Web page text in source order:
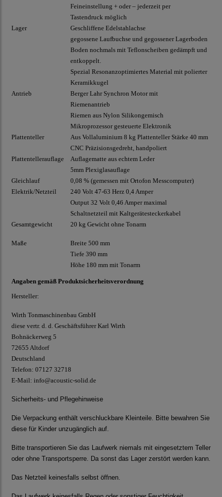
Feineinstellung + oder – jederzeit per
Tastendruck möglich
Lager
Geschliffene Edelstahlachse
gegossene Laufbuchse und gegossener Lagerboden
Boden nochmals mit Teflonscheiben gedämpft und
entkoppelt.
Spezial Resonanzoptimiertes Material mit polierter
Keramikkugel
Antrieb
Berger Lahr Synchron Motor mit
Riemenantrieb
Riemen aus Nylon Silikongemisch
Mikroprozessor gesteuerte Elektronik
Plattenteller
Aus Vollaluminium 8 kg Plattenteller Stärke 40 mm
CNC Präzisionsgedreht, handpoliert
Plattentellerauflage
Auflagematte aus echtem Leder
5mm Plexiglasauflage
Gleichlauf
0,08 % (gemessen mit Ortofon Messcomputer)
Elektrik/Netzteil
240 Volt 47-63 Herz 0,4 Amper
Output 32 Volt 0,46 Amper maximal
Schaltnetzteil mit Kaltgerätesteckerkabel
Gesamtgewicht
20 kg Gewicht ohne Tonarm
Maße
Breite 500 mm
Tiefe 390 mm
Höhe 180 mm mit Tonarm
Angaben gemäß Produktsicherheitsverordnung
Hersteller:
Wirth Tonmaschinenbau GmbH
diese vertr. d. d. Geschäftsführer Karl Wirth
Bohnäckerweg 5
72655 Altdorf
Deutschland
Telefon: 07127 32718
E-Mail: info@acoustic-solid.de
Sicherheits- und Pflegehinweise
Die Verpackung enthält verschluckbare Kleinteile. Bitte bewahren Sie
diese für Kinder unzugänglich auf.
Bitte transportieren Sie das Laufwerk niemals mit eingesetztem Teller
oder ohne Transportsperre. Da sonst das Lager zerstört werden kann.
Das Netzteil keinesfalls selbst öffnen.